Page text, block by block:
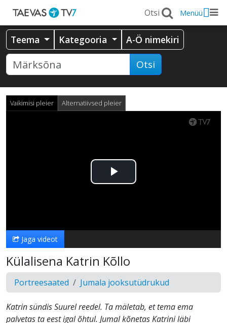
Menüü
Teema Kategooria A-Ö nimekiri
Otsi
Vaikimisi pleier Alternatiivsed pleier
Esita
Jaga videot
Külalisena Katrin Kõllo
Portreesaated Jumala jooksutüdrukud
Katrin sündis Suurel reedel. Ta mäletab, et tema ema
palvetas ta eest igal õhtul. Jumal kõnetas Katrini läbi